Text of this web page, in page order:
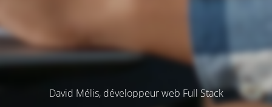
David Mélis, développeur web Full Stack